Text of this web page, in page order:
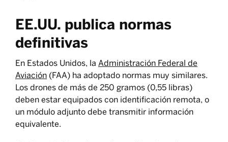
EE.UU. publica normas
definitivas
En Estados Unidos, la Administración Federal de
Aviación (FAA) ha adoptado normas muy similares.
Los drones de más de 250 gramos (0,55 libras)
deben estar equipados con identificación remota, o
un módulo adjunto debe transmitir información
equivalente.